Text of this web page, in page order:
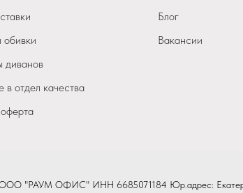
диванов
отдел качества
Блог
Вакансии
"РАУМ ОФИС" ИНН 6685071184 Юр.адрес: